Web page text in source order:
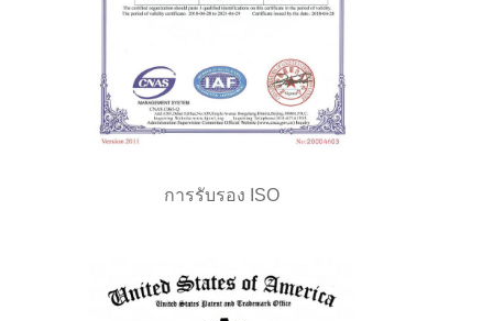
การรับรอง ISO